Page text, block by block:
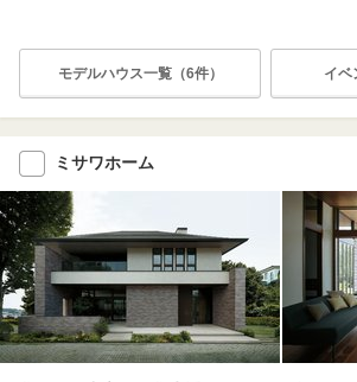
モデルハウス一覧（6件） イベ
ミサワホーム